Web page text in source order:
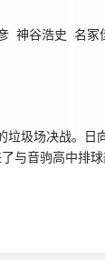
神谷浩史 名冢
场决战。日
与音驹高中排